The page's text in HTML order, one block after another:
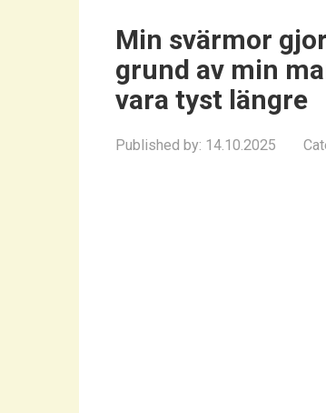
Min svärmor
grund av min
vara tyst längre
Published by: 14.10.2025